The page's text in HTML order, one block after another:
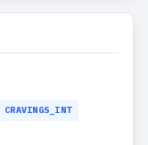
CRAVINGS_INT